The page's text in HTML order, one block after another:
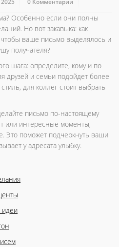
0 Комментарии
Особенно если они полны
Но вот закавыка: как
ваше письмо выделялось и
получателя?
шага: определите, кому и по
друзей и семьи подойдет более
для коллег стоит выбрать
письмо по-настоящему
или интересные моменты,
Это поможет подчеркнуть ваши
у адресата улыбку.